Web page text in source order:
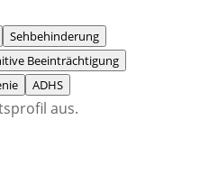
Sehbehinderung
Beeinträchtigung
ADHS
aus.